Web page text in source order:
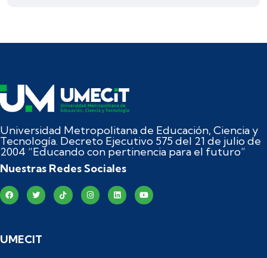
Universidad Metropolitana de Educación, Ciencia y
Tecnología. Decreto Ejecutivo 575 del 21 de julio de
2004 “Educando con pertinencia para el futuro”
Nuestras Redes Sociales
UMECIT